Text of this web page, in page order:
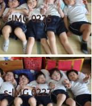
s-IMG 0225
s-IMG 0227